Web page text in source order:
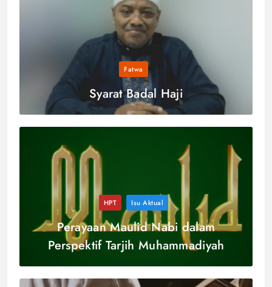
Fatwa
Syarat Badal Haji
HPT Isu Aktual
Perayaan Maulid Nabi dalam
Perspektif Tarjih Muhammadiyah